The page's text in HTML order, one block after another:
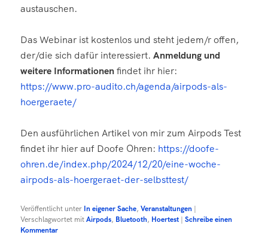
austauschen.
Das Webinar ist kostenlos und steht jedem/r offen,
der/die sich dafür interessiert.Anmeldung und
weitere Informationenfindet ihr hier:
https://www.pro-audito.ch/agenda/airpods-als-
hoergeraete/
Den ausführlichen Artikel von mir zum Airpods Test
findet ihr hier auf Doofe Ohren: https://doofe-
ohren.de/index.php/2024/12/20/eine-woche-
airpods-als-hoergeraet-der-selbsttest/
Veröffentlicht unter In eigener Sache,Veranstaltungen |
Verschlagwortet mitAirpods, Bluetooth, Hoertest |Schreibe einen
Kommentar